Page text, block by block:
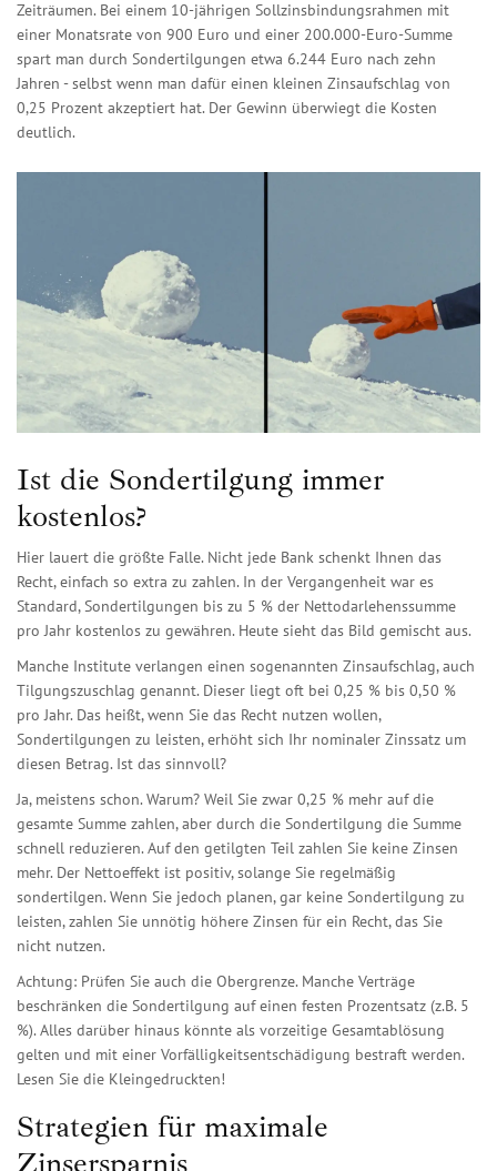
Zeiträumen. Bei einem 10-jährigen Sollzinsbindungsrahmen mit
einer Monatsrate von 900 Euro und einer 200.000-Euro-Summe
spart man durch Sondertilgungen etwa 6.244 Euro nach zehn
Jahren - selbst wenn man dafür einen kleinen Zinsaufschlag von
0,25 Prozent akzeptiert hat. Der Gewinn überwiegt die Kosten
deutlich.
Ist die Sondertilgung immer
kostenlos?
Hier lauert die größte Falle. Nicht jede Bank schenkt Ihnen das
Recht, einfach so extra zu zahlen. In der Vergangenheit war es
Standard, Sondertilgungen bis zu 5 % der Nettodarlehenssumme
pro Jahr kostenlos zu gewähren. Heute sieht das Bild gemischt aus.
Manche Institute verlangen einen sogenannten Zinsaufschlag, auch
Tilgungszuschlag genannt. Dieser liegt oft bei 0,25 % bis 0,50 %
pro Jahr. Das heißt, wenn Sie das Recht nutzen wollen,
Sondertilgungen zu leisten, erhöht sich Ihr nominaler Zinssatz um
diesen Betrag. Ist das sinnvoll?
Ja, meistens schon. Warum? Weil Sie zwar 0,25 % mehr auf die
gesamte Summe zahlen, aber durch die Sondertilgung die Summe
schnell reduzieren. Auf den getilgten Teil zahlen Sie keine Zinsen
mehr. Der Nettoeffekt ist positiv, solange Sie regelmäßig
sondertilgen. Wenn Sie jedoch planen, gar keine Sondertilgung zu
leisten, zahlen Sie unnötig höhere Zinsen für ein Recht, das Sie
nicht nutzen.
Achtung: Prüfen Sie auch die Obergrenze. Manche Verträge
beschränken die Sondertilgung auf einen festen Prozentsatz (z.B. 5
%). Alles darüber hinaus könnte als vorzeitige Gesamtablösung
gelten und mit einer Vorfälligkeitsentschädigung bestraft werden.
Lesen Sie die Kleingedruckten!
Strategien für maximale
Zinsersparnis